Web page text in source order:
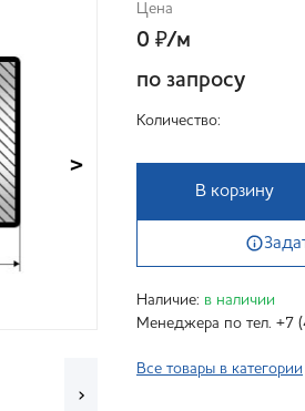
>
›
Цена
0 ₽/м
по запросу
Количество:
В корзину
Наличие: в наличии
Менеджера по тел. +7
Все товары в категории